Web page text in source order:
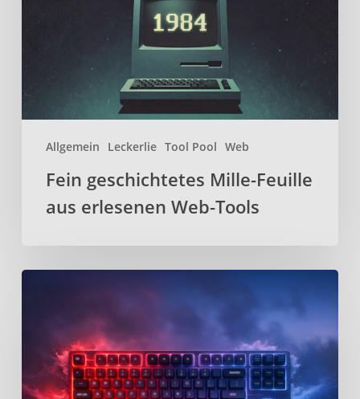
Allgemein Leckerlie Tool Pool Web
Fein geschichtetes Mille-Feuille
aus erlesenen Web-Tools
Source
Keyboard-
Remapper